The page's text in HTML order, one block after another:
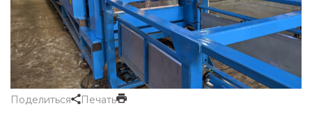
Поделиться Печать